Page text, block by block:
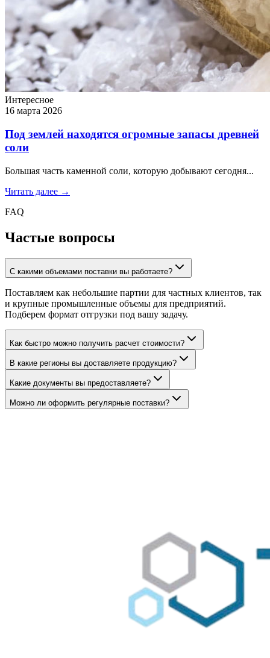
Интересное
16 марта 2026
Под землей находятся огромные запасы древней
соли
Большая часть каменной соли, которую добывают сегодня...
Читать далее →
FAQ
Частые вопросы
С какими объемами поставки вы работаете?
Поставляем как небольшие партии для частных клиентов, так
и крупные промышленные объемы для предприятий.
Подберем формат отгрузки под вашу задачу.
Как быстро можно получить расчет стоимости?
В какие регионы вы доставляете продукцию?
Какие документы вы предоставляете?
Можно ли оформить регулярные поставки?